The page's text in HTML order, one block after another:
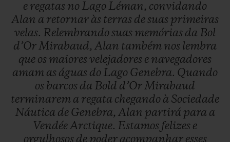
e regatas no Lago Léman, convidando
Alan a retornar às terras desuas primeiras
velas. Relembrando suas memórias da Bol
d’OrMirabaud, Alan também nos lembra
que os maioresvelejadores e navegadores
amam as águas do Lago Genebra. Quando
os barcos da Bold d’OrMirabaud
terminarem a regata chegando à Sociedade
Náutica de Genebra, Alan partirá para a
VendéeArctique. Estamos felizes e
orgulhosos de poder acompanhar esses
ENCONTRAR UMA